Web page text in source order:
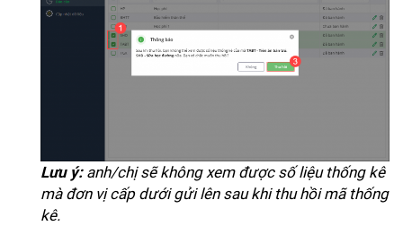
Lưu ý:anh/chị sẽ không xem được số liệu thống kê
mà đơn vị cấp dưới gửi lên sau khi thu hồi mã thống
kê.